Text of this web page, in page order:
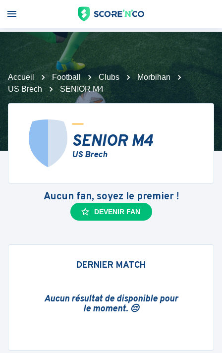
Accueil Football Clubs
Morbihan
US Brech
SENIOR M4
SENIOR M4
US Brech
Aucun fan, soyez le premier !
DEVENIR FAN
DERNIER MATCH
Aucun résultat de disponible pour
le moment. 😔